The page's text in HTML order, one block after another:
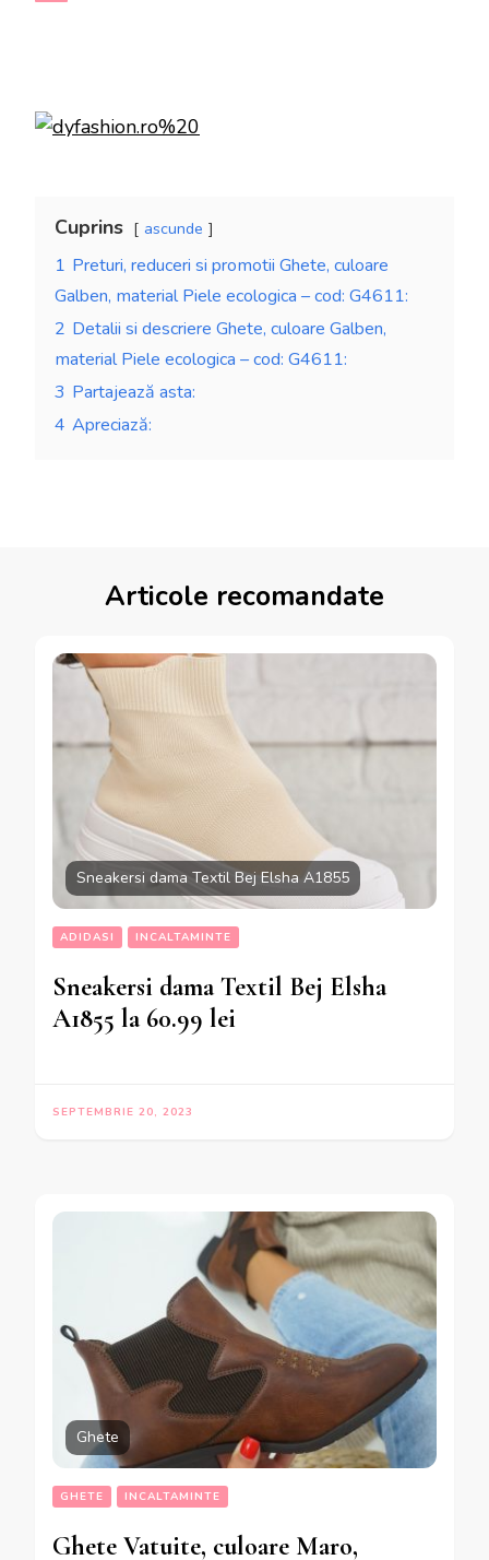
Cuprins ascunde
1 Preturi, reduceri si promotii Ghete, culoare
Galben, material Piele ecologica – cod: G4611:
2 Detalii si descriere Ghete, culoare Galben,
material Piele ecologica – cod: G4611:
3 Partajează asta:
4 Apreciază:
Articole recomandate
Sneakersi dama Textil Bej Elsha A1855
ADIDASI INCALTAMINTE
Sneakersi dama Textil Bej Elsha
A1855 la 60.99 lei
SEPTEMBRIE 20, 2023
Ghete
GHETE INCALTAMINTE
Ghete Vatuite, culoare Maro,